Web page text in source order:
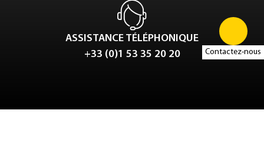
Contactez-nous
ASSISTANCE TÉLÉPHONIQUE
+33 (0)1 53 35 20 20